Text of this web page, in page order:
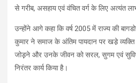
से गरीब, असहाय एवं वंचित वर्ग के लिए अत्यंत
उन्होंने आगे कहा कि वर्ष 2005 में राज्य की
कुमार ने समाज के अंतिम पायदान पर खडे़ व्यक्ति
जोड़़ने और उनके जीवन को सरल, सुगम एवं
निरंतर कार्य किया है।